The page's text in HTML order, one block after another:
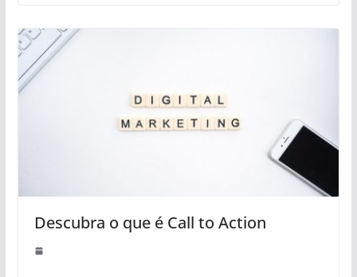
Descubra o que é Call to Action